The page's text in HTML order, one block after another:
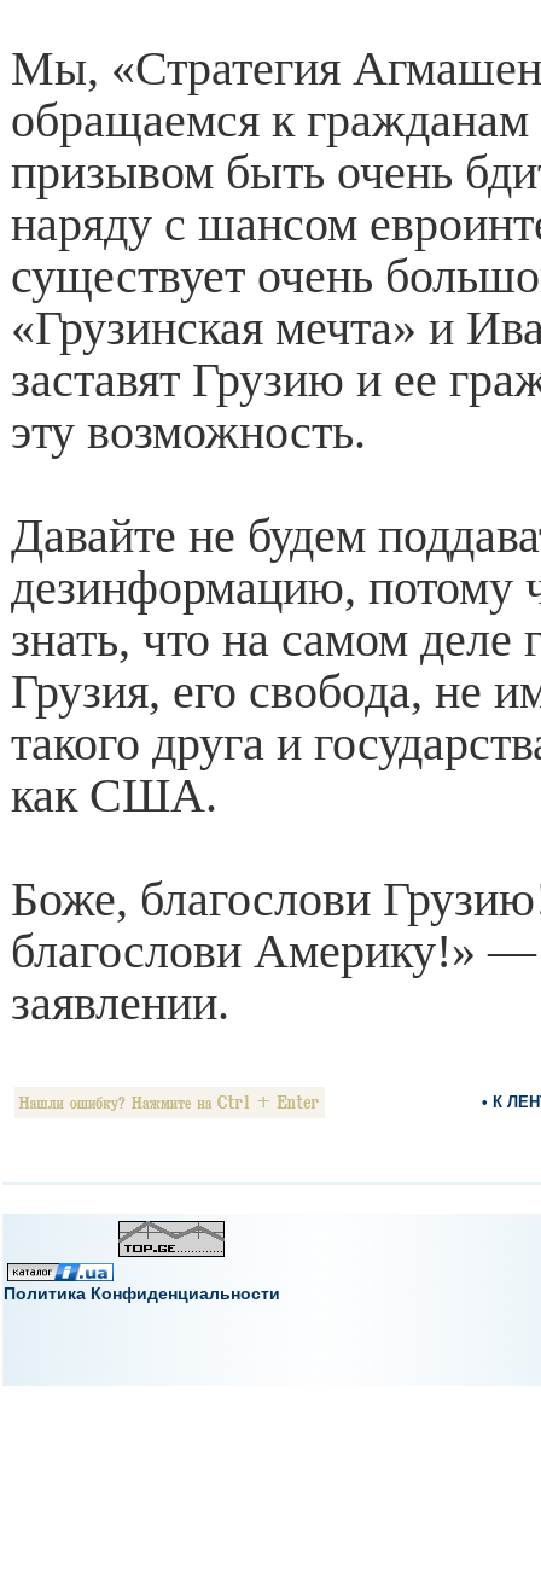
Мы, «Стратегия
обращаемся к гражданам
призывом быть очень
наряду с шансом
существует очень
«Грузинская мечта» и
заставят Грузию и ее
эту возможность.
Давайте не будем
дезинформацию, потому
знать, что на самом деле
Грузия, его свобода, не
такого друга и
как США.
Боже, благослови
благослови Америку!» —
заявлении.
• К
Политика Конфиденциальности